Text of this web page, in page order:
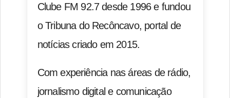
Clube FM 92.7 desde 1996 e fundou
o Tribuna do Recôncavo, portal de
notícias criado em 2015.
Com experiência nas áreas de rádio,
jornalismo digital e comunicação